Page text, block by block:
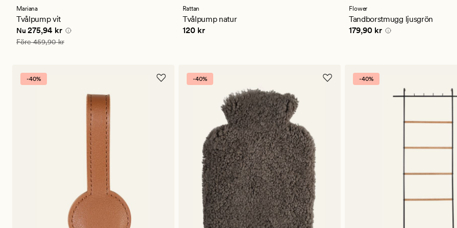
ett
genomsnittligt
betyg
på
4.5
Mariana
Tvålpump vit
Nuvarande pris
Nu 275,94 kr
Ordinarie pris 459,90 kr
Före459,90 kr
Rattan
Tvålpump natur
Pris 120 kr
120 kr
ett
genomsnittligt
betyg
på
Flower
Tandborstmugg ljusgrön
Pris 179,90 kr
179,90 kr
-40% -40% -40%